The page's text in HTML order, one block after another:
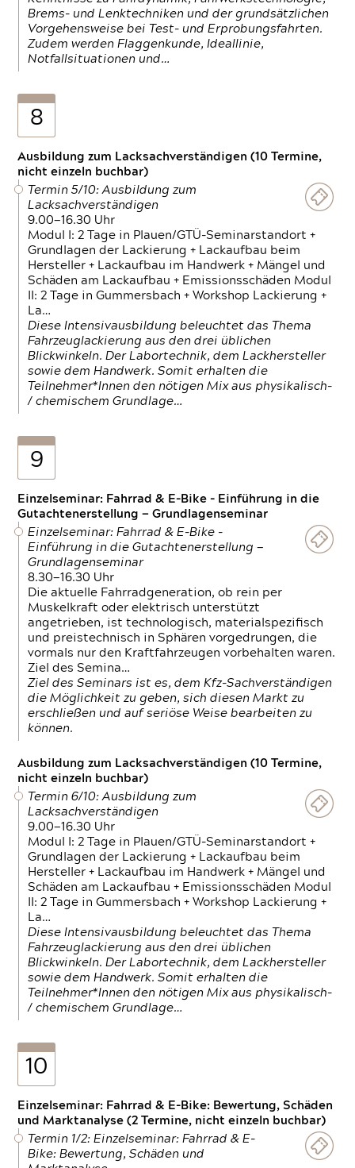
Brems- und Lenktechniken und der grundsätzlichen
Vorgehensweise bei Test- und Erprobungsfahrten.
Zudem werden Flaggenkunde, Ideallinie,
Notfallsituationen und…
8
Ausbildung zum Lacksachverständigen (10 Termine,
nicht einzeln buchbar)
Termin 5/10: Ausbildung zum
Lacksachverständigen
9.00—16.30 Uhr
Modul I: 2 Tage in Plauen/GTÜ-Seminarstandort +
Grundlagen der Lackierung + Lackaufbau beim
Hersteller + Lackaufbau im Handwerk + Mängel und
Schäden am Lackaufbau + Emissionsschäden Modul
II: 2 Tage in Gummersbach + Workshop Lackierung +
La…
Diese Intensivausbildung beleuchtet das Thema
Fahrzeuglackierung aus den drei üblichen
Blickwinkeln. Der Labortechnik, dem Lackhersteller
sowie dem Handwerk. Somit erhalten die
Teilnehmer*Innen den nötigen Mix aus physikalisch-
/ chemischem Grundlage…
9
Einzelseminar: Fahrrad & E-Bike - Einführung in die
Gutachtenerstellung — Grundlagenseminar
Einzelseminar: Fahrrad & E-Bike -
Einführung in die Gutachtenerstellung —
Grundlagenseminar
8.30—16.30 Uhr
Die aktuelle Fahrradgeneration, ob rein per
Muskelkraft oder elektrisch unterstützt
angetrieben, ist technologisch, materialspezifisch
und preistechnisch in Sphären vorgedrungen, die
vormals nur den Kraftfahrzeugen vorbehalten waren.
Ziel des Semina…
Ziel des Seminars ist es, dem Kfz-Sachverständigen
die Möglichkeit zu geben, sich diesen Markt zu
erschließen und auf seriöse Weise bearbeiten zu
können.
Ausbildung zum Lacksachverständigen (10 Termine,
nicht einzeln buchbar)
Termin 6/10: Ausbildung zum
Lacksachverständigen
9.00—16.30 Uhr
Modul I: 2 Tage in Plauen/GTÜ-Seminarstandort +
Grundlagen der Lackierung + Lackaufbau beim
Hersteller + Lackaufbau im Handwerk + Mängel und
Schäden am Lackaufbau + Emissionsschäden Modul
II: 2 Tage in Gummersbach + Workshop Lackierung +
La…
Diese Intensivausbildung beleuchtet das Thema
Fahrzeuglackierung aus den drei üblichen
Blickwinkeln. Der Labortechnik, dem Lackhersteller
sowie dem Handwerk. Somit erhalten die
Teilnehmer*Innen den nötigen Mix aus physikalisch-
/ chemischem Grundlage…
10
Einzelseminar: Fahrrad & E-Bike: Bewertung, Schäden
und Marktanalyse (2 Termine, nicht einzeln buchbar)
Termin 1/2: Einzelseminar: Fahrrad & E-
Bike: Bewertung, Schäden und